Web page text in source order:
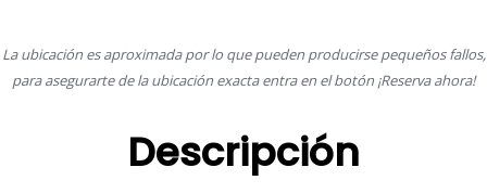
La ubicación es aproximada por lo que pueden producirse pequeños fallos,
para asegurarte de la ubicación exacta entra en el botón ¡Reserva ahora!
Descripción